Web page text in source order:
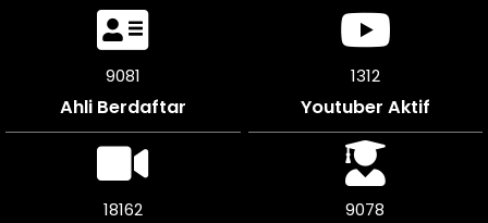
9414
Ahli Berdaftar
1312
Youtuber Aktif
18828 9411